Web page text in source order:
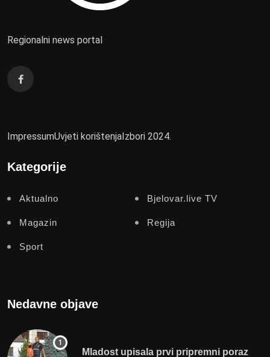
Regionalni news portal
ImpressumUvjeti korištenja Izbori 2024.
Kategorije
Aktualno Bjelovar.live TV
Magazin Regija
Sport
Nedavne objave
Mladost upisala prvi pripremni poraz